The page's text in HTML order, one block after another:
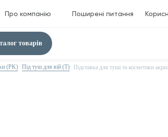
Про компанію Поширені питання
товарів
(PK) Під туш для вій (Т) Підставка для туші та косметики